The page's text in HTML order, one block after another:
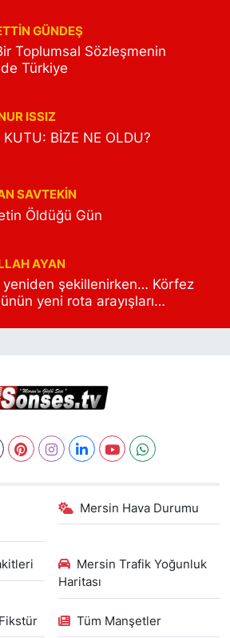
GÜNDEŞ
Toplumsal Sözleşmenin
Türkiye
ISSIZ
KUTU: BİZE NE OLDU?
SAVTEKİN
Öldüğü Gün
AYAN
yeniden şekillenirken… Körfez
yeni rota arayışları…
Mersin Hava Durumu
Mersin Trafik Yoğunluk
Haritası
Tüm Manşetler